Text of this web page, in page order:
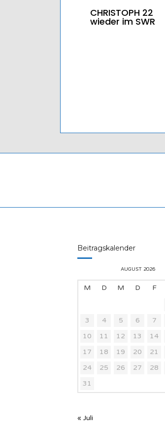
CHRISTOPH 22
wieder im SWR
Beitragskalender
AUGUST 2026
M D M D F
3
4 5 6 7
10
11 12 13 14
17
18 19 20 21
24
25 26 27 28
31
« Juli